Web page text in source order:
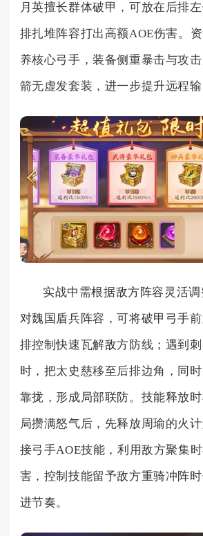
月英擅长群体破甲，可放在后排
排扎堆阵容打出高额AOE伤害。
养核心弓手，装备侧重暴击与攻
箭无虚发套装，进一步提升远程输
实战中需根据敌方阵容灵活
对魏国盾兵阵容，可将破甲弓手
排控制快速瓦解敌方防线；遇到
时，把太史慈移至后排边角，同
靠拢，形成局部联防。技能释放
局攒满怒气后，先释放周瑜的火
接弓手AOE技能，利用敌方聚集
害，控制技能留予敌方重骑冲阵
进节奏。